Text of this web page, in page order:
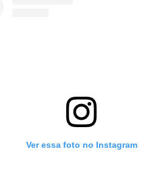
Ver essa foto no Instagram